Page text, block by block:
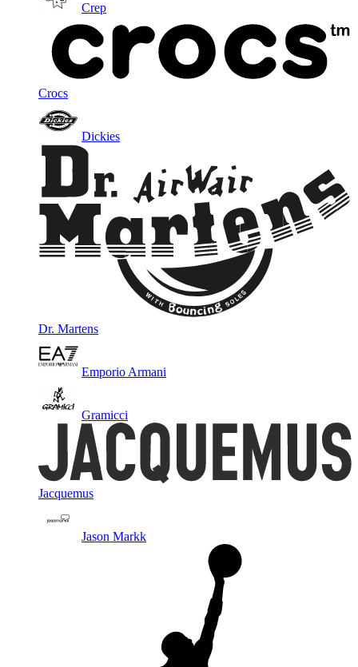
Crep
Crocs
Dickies
Dr. Martens
Emporio Armani
Gramicci
Jacquemus
Jason Markk